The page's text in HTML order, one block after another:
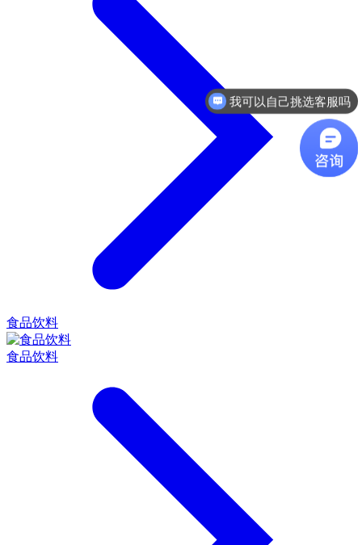
食品饮料
食品饮料
收费方式是什么样的？